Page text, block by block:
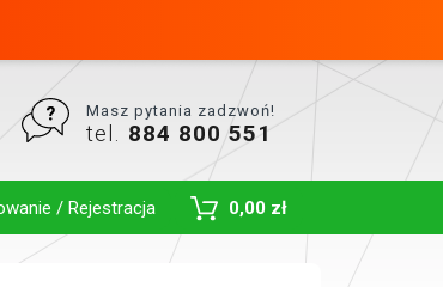
Masz pytania zadzwoń!
tel. 884 800 551
/ Rejestracja 0,00 zł